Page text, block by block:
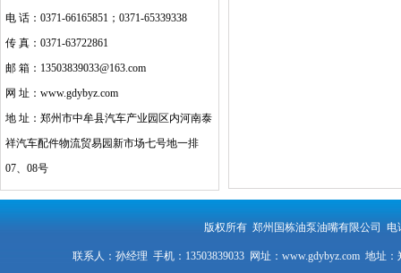
电 话：0371-66165851；0371-65339338
传 真：0371-63722861
邮 箱：13503839033@163.com
网 址：www.gdybyz.com
地 址：郑州市中牟县汽车产业园区内河南泰
祥汽车配件物流贸易园新市场七号地一排
07、08号
版权所有 郑州国栋油泵油嘴有限公司 电
联系人：孙经理 手机：13503839033 网址：www.gdybyz.com 地址